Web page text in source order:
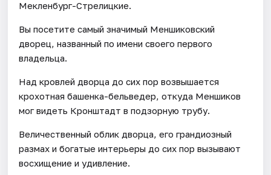
Мекленбург-Стрелицкие.
Вы посетите самый значимый Меншиковский
дворец, названный по имени своего первого
владельца.
Над кровлей дворца до сих пор возвышается
крохотная башенка-бельведер, откуда Меншиков
мог видеть Кронштадт в подзорную трубу.
Величественный облик дворца, его грандиозный
размах и богатые интерьеры до сих пор вызывают
восхищение и удивление.